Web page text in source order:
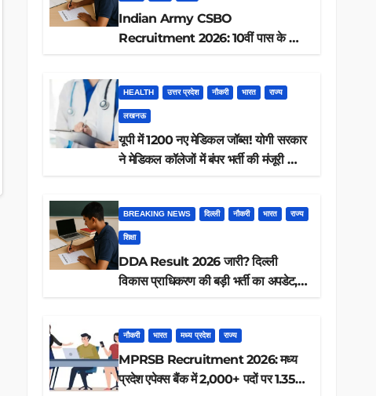
Indian Army CSBO
Recruitment 2026: 10वीं पास के लिए
HEALTH उत्तर प्रदेश नौकरी भारत राज्य
लखनऊ
यूपी में 1200 नए मेडिकल जॉब्स! योगी सरकार
ने मेडिकल कॉलेजों में बंपर भर्ती की मंजूरी —
BREAKING NEWS दिल्ली नौकरी भारत राज्य
शिक्षा
DDA Result 2026 जारी? दिल्ली
विकास प्राधिकरण की बड़ी भर्ती का अपडेट,
नौकरी भारत मध्य प्रदेश राज्य
MPRSB Recruitment 2026: मध्य
प्रदेश एपेक्स बैंक में 2,000+ पदों पर 1.35